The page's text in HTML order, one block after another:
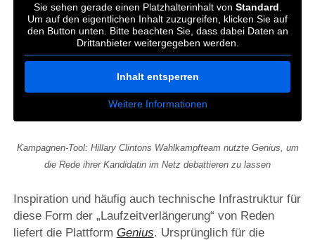
Sie sehen gerade einen Platzhalterinhalt von Standard
Um auf den eigentlichen Inhalt zuzugreifen, klicken Sie auf
den Button unten. Bitte beachten Sie, dass dabei Daten an
Drittanbieter weitergegeben werden.
Inhalt entsperren
Weitere Informationen
Kampagnen-Tool: Hillary Clintons Wahlkampfteam nutzte Genius, um
die Rede ihrer Kandidatin im Netz debattieren zu lassen
Inspiration und häufig auch technische Infrastruktur für
diese Form der „Laufzeitverlängerung“ von Reden
liefert die Plattform Genius. Ursprünglich für die